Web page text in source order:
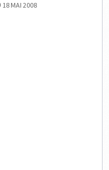
18 MAI 2008